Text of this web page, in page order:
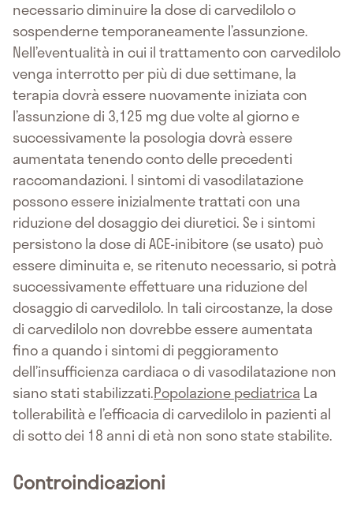
necessario diminuire la dose di carvedilolo o
sospenderne temporaneamente l’assunzione.
Nell’eventualità in cui il trattamento con carvedilolo
venga interrotto per più di due settimane, la
terapia dovrà essere nuovamente iniziata con
l’assunzione di 3,125 mg due volte al giorno e
successivamente la posologia dovrà essere
aumentata tenendo conto delle precedenti
raccomandazioni. I sintomi di vasodilatazione
possono essere inizialmente trattati con una
riduzione del dosaggio dei diuretici. Se i sintomi
persistono la dose di ACE-inibitore (se usato) può
essere diminuita e, se ritenuto necessario, si potrà
successivamente effettuare una riduzione del
dosaggio di carvedilolo. In tali circostanze, la dose
di carvedilolo non dovrebbe essere aumentata
fino a quando i sintomi di peggioramento
dell’insufficienza cardiaca o di vasodilatazione non
siano stati stabilizzati.Popolazione pediatrica La
tollerabilità e l’efficacia di carvedilolo in pazienti al
di sotto dei 18 anni di età non sono state stabilite.
Controindicazioni